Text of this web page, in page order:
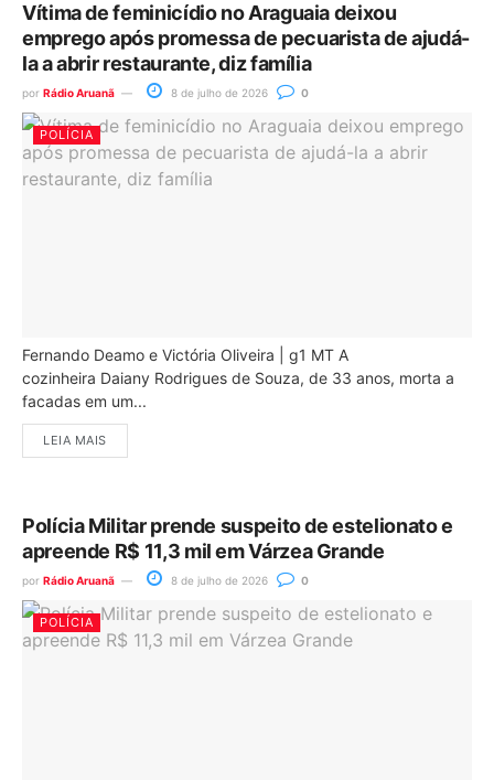
Vítima de feminicídio no Araguaia deixou
emprego após promessa de pecuarista de ajudá-
la a abrir restaurante, diz família
por Rádio Aruanã 8 de julho de 2026 0
POLÍCIA
Fernando Deamo e Victória Oliveira | g1 MT A
cozinheira Daiany Rodrigues de Souza, de 33 anos, morta a
facadas em um...
LEIA MAIS
Polícia Militar prende suspeito de estelionato e
apreende R$ 11,3 mil em Várzea Grande
por Rádio Aruanã 8 de julho de 2026 0
POLÍCIA